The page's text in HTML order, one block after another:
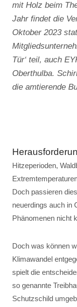
mit Holz beim
Jahr findet die
Oktober 2023
Tür‘ teil, auch
Oberthulba.
die amtierende
Hitzeperioden,
Doch passieren
neuerdings auch in
Phänomenen nicht
Doch was können
Klimawandel
spielt die
so genannte
Schutzschild